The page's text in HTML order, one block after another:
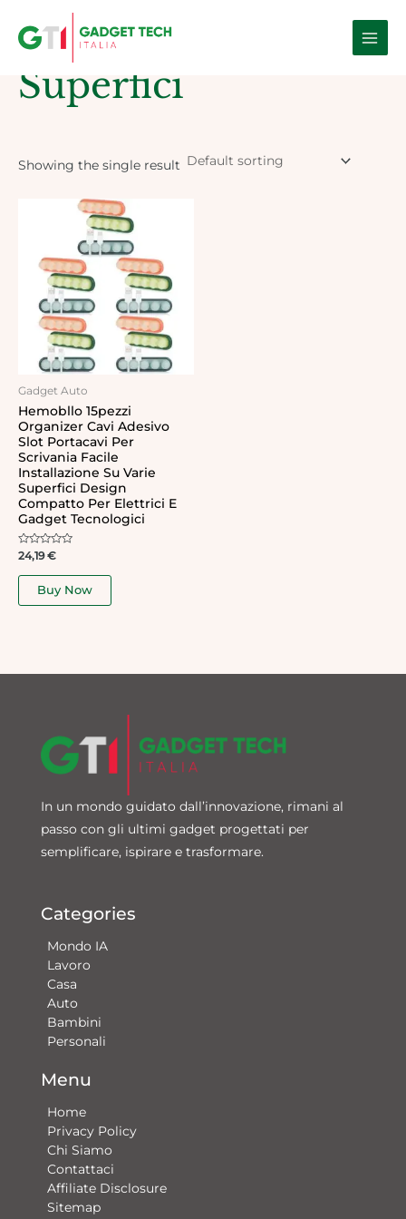
Main
Home / Products tagged “Superfici”
Superfici
Showing the single result
Gadget Auto
Hemobllo 15pezzi
Organizer Cavi Adesivo
Slot Portacavi Per
Scrivania Facile
Installazione Su Varie
Superfici Design
Compatto Per Elettrici E
Gadget Tecnologici
Rated
out
24,19€
Buy Now
In un mondo guidato dall’innovazione, rimani al
passo con gli ultimi gadget progettati per
semplificare, ispirare e trasformare.
Categories
Mondo IA
Lavoro
Casa
Auto
Bambini
Personali
Menu
Home
Privacy Policy
Chi Siamo
Contattaci​
Affiliate Disclosure
Sitemap